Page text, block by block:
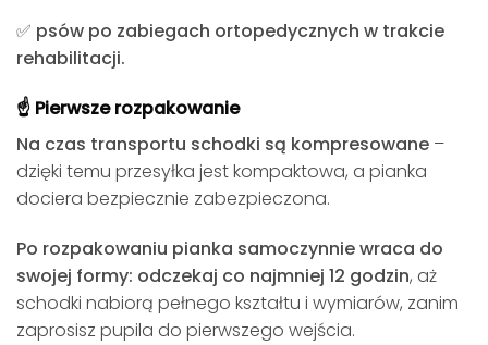
✅ psów po zabiegach ortopedycznych w trakcie
rehabilitacji.
☝️ Pierwsze rozpakowanie
Na czas transportu schodki są kompresowane –
dzięki temu przesyłka jest kompaktowa, a pianka
dociera bezpiecznie zabezpieczona.
Po rozpakowaniu pianka samoczynnie wraca do
swojej formy: odczekaj co najmniej 12 godzin, aż
schodki nabiorą pełnego kształtu i wymiarów, zanim
zaprosisz pupila do pierwszego wejścia.